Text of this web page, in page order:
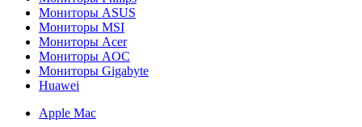
Мониторы ASUS
Мониторы MSI
Мониторы Acer
Мониторы AOC
Мониторы Gigabyte
Huawei
Apple Mac